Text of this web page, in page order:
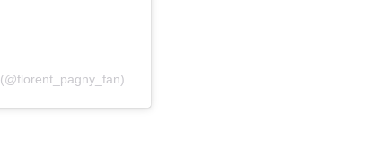
(@florent_pagny_fan)